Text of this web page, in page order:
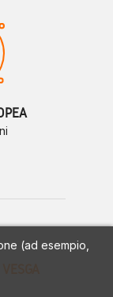
(ad esempio,